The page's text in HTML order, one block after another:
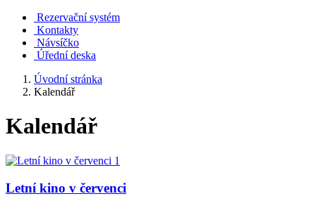
Rezervační systém
Kontakty
Návsíčko
Úřední deska
Úvodní stránka
Kalendář
Kalendář
Letní kino v červenci